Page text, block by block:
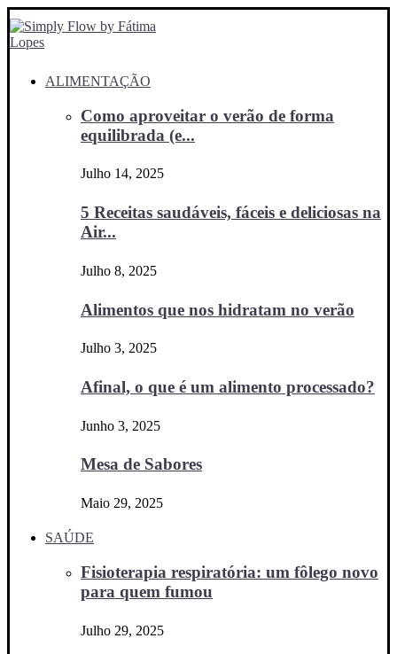
ALIMENTAÇÃO
Como aproveitar o verão de forma
equilibrada (e...
Julho 14, 2025
5 Receitas saudáveis, fáceis e deliciosas na
Air...
Julho 8, 2025
Alimentos que nos hidratam no verão
Julho 3, 2025
Afinal, o que é um alimento processado?
Junho 3, 2025
Mesa de Sabores
Maio 29, 2025
SAÚDE
Fisioterapia respiratória: um fôlego novo
para quem fumou
Julho 29, 2025